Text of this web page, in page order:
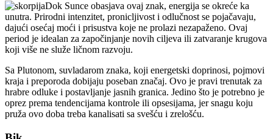
Dok Sunce obasjava ovaj znak, energija se okreće ka
unutra. Prirodni intenzitet, pronicljivost i odlučnost se pojačavaju,
dajući osećaj moći i prisustva koje ne prolazi nezapaženo. Ovaj
period je idealan za započinjanje novih ciljeva ili zatvaranje krugova
koji više ne služe ličnom razvoju.
Sa Plutonom, suvladarom znaka, koji energetski doprinosi, pojmovi
kraja i preporoda dobijaju poseban značaj. Ovo je pravi trenutak za
hrabre odluke i postavljanje jasnih granica. Jedino što je potrebno je
oprez prema tendencijama kontrole ili opsesijama, jer snagu koju
pruža ovo doba treba kanalisati sa svešću i zrelošću.